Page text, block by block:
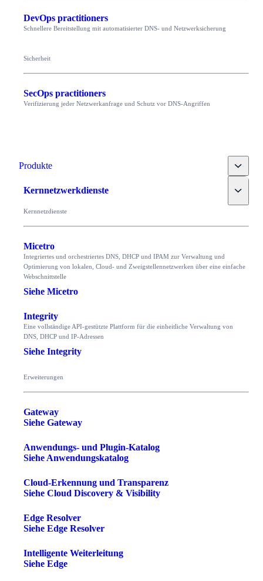
DevOps practitioners
Schnellere Bereitstellung mit automatisierter DNS- und Netzwerksicherung
Sicherheit
SecOps practitioners
Verifizierung jeder Netzwerkanfrage und Schutz vor DNS-Angriffen
Produkte Toggle
Kernnetzwerkdienste Toggle
Kernnetzdienste
Micetro
Integriertes und orchestriertes DNS, DHCP und IPAM zur Verwaltung und
Optimierung von lokalen, Cloud- und Zweigstellennetzwerken über eine einfache
Webschnittstelle
Siehe Micetro
Integrity
Eine vollständige API-gestützte Plattform für die einheitliche Verwaltung von
DNS, DHCP und IP-Adressen
Siehe Integrity
Erweiterungen
Gateway
Siehe Gateway
Anwendungs- und Plugin-Katalog
Siehe Anwendungskatalog
Cloud-Erkennung und Transparenz
Siehe Cloud Discovery & Visibility
Edge Resolver
Siehe Edge Resolver
Intelligente Weiterleitung
Siehe Edge